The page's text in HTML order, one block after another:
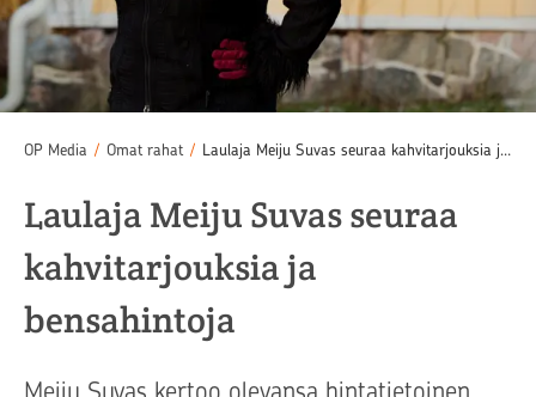
OP Media / Omat rahat / Laulaja Meiju Suvas seuraa kahvitarjouksia ja bensahintoja
Laulaja Meiju Suvas seuraa
kahvitarjouksia ja
bensahintoja